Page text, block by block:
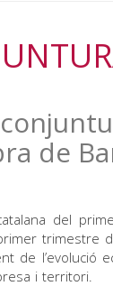
de
del
trimestre
de l’evolució
i territori.